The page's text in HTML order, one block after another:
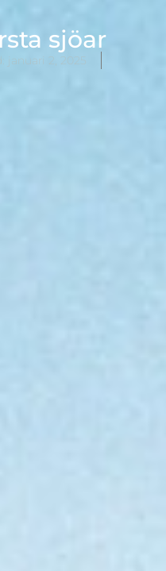
sjöar
januari 2, 2025